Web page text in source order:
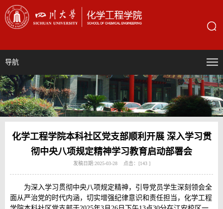
导航
化学工程学院本科社区党支部顺利开展 深入学习贯
彻中央八项规定精神学习教育启动部署会
发稿日期:2025-03-28 点击：[143 ]
为深入学习贯彻中央八项规定精神，引导党员学生深刻领会全
面从严治党的时代内涵，切实增强纪律意识和责任担当，化学工程